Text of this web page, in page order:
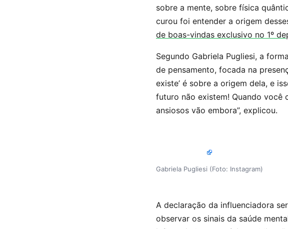
sobre a mente, sobre física
curou foi entender a origem
de boas-vindas exclusivo no 1º
Segundo Gabriela Pugliesi, a
de pensamento, focada na
existe’ é sobre a origem dela, e
futuro não existem! Quando você
ansiosos vão embora”, explicou.
Gabriela Pugliesi (Foto: Instagram)
A declaração da influenciadora
observar os sinais da saúde